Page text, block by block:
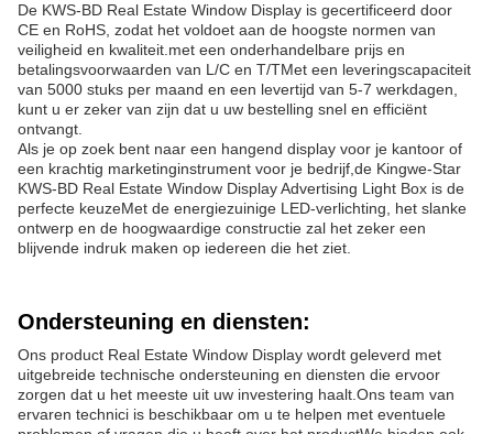
De KWS-BD Real Estate Window Display is gecertificeerd door
CE en RoHS, zodat het voldoet aan de hoogste normen van
veiligheid en kwaliteit.met een onderhandelbare prijs en
betalingsvoorwaarden van L/C en T/TMet een leveringscapaciteit
van 5000 stuks per maand en een levertijd van 5-7 werkdagen,
kunt u er zeker van zijn dat u uw bestelling snel en efficiënt
ontvangt.
Als je op zoek bent naar een hangend display voor je kantoor of
een krachtig marketinginstrument voor je bedrijf,de Kingwe-Star
KWS-BD Real Estate Window Display Advertising Light Box is de
perfecte keuzeMet de energiezuinige LED-verlichting, het slanke
ontwerp en de hoogwaardige constructie zal het zeker een
blijvende indruk maken op iedereen die het ziet.
Ondersteuning en diensten:
Ons product Real Estate Window Display wordt geleverd met
uitgebreide technische ondersteuning en diensten die ervoor
zorgen dat u het meeste uit uw investering haalt.Ons team van
ervaren technici is beschikbaar om u te helpen met eventuele